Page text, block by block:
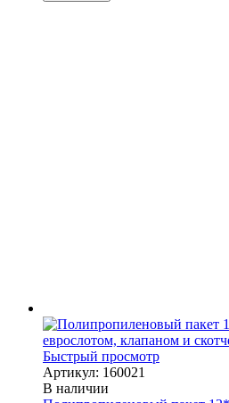
Быстрый просмотр
Артикул: 160021
В наличии